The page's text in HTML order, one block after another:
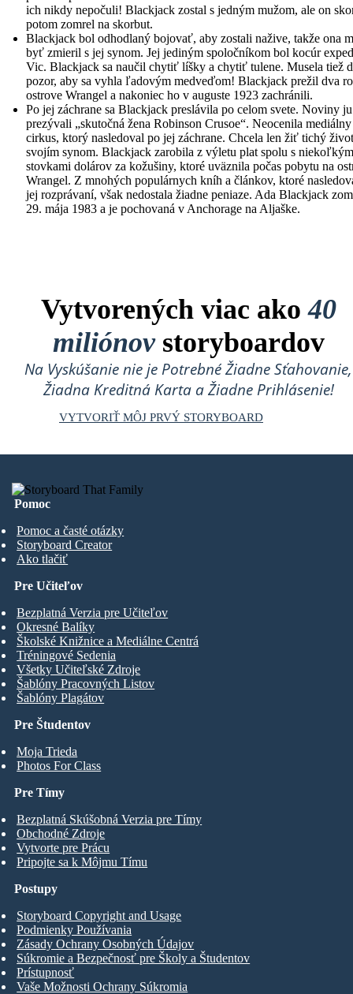
ich nikdy nepočuli! Blackjack zostal s jedným mužom, ale on
potom zomrel na skorbut.
Blackjack bol odhodlaný bojovať, aby zostali nažive, takže ona
byť zmieril s jej synom. Jej jediným spoločníkom bol kocúr
Vic. Blackjack sa naučil chytiť líšky a chytiť tulene. Musela tiež
pozor, aby sa vyhla ľadovým medveďom! Blackjack prežil dva
ostrove Wrangel a nakoniec ho v auguste 1923 zachránili.
Po jej záchrane sa Blackjack preslávila po celom svete. Noviny ju
prezývali „skutočná žena Robinson Crusoe“. Neocenila mediálny
cirkus, ktorý nasledoval po jej záchrane. Chcela len žiť tichý
svojím synom. Blackjack zarobila z výletu plat spolu s
stovkami dolárov za kožušiny, ktoré uväznila počas pobytu na
Wrangel. Z mnohých populárnych kníh a článkov, ktoré
jej rozprávaní, však nedostala žiadne peniaze. Ada Blackjack
29. mája 1983 a je pochovaná v Anchorage na Aljaške.
Vytvorených viac ako40
miliónovstoryboardov
Na Vyskúšanie nie je Potrebné Žiadne Sťahovanie,
Žiadna Kreditná Karta a Žiadne Prihlásenie!
VYTVORIŤ MÔJ PRVÝ STORYBOARD
Pomoc
Pomoc a časté otázky
Storyboard Creator
Ako tlačiť
Pre Študentov
Moja Trieda
Photos For Class
Pre Učiteľov
Bezplatná Verzia pre Učiteľov
Okresné Balíky
Školské Knižnice a Mediálne Centrá
Tréningové Sedenia
Všetky Učiteľské Zdroje
Šablóny Pracovných Listov
Šablóny Plagátov
Pre Tímy
Bezplatná Skúšobná Verzia pre Tímy
Obchodné Zdroje
Vytvorte pre Prácu
Pripojte sa k Môjmu Tímu
Postupy
Storyboard Copyright and Usage
Podmienky Používania
Zásady Ochrany Osobných Údajov
Súkromie a Bezpečnosť pre Školy a Študentov
Prístupnosť
Vaše Možnosti Ochrany Súkromia